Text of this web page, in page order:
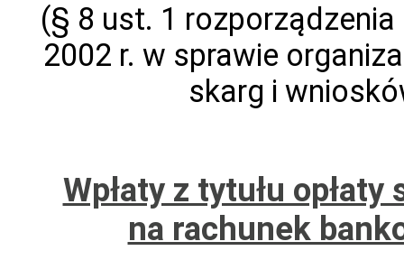
(§ 8 ust. 1
2002 r. w sprawie
skarg i
Wpłaty z tytułu
na rachunek